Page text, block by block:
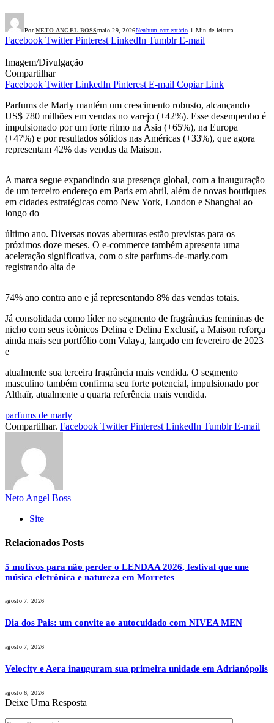
Por NETO ANGEL BOSSmaio 29, 2026Nenhum comentário 1 Min de leitura
Facebook Twitter Pinterest LinkedIn Tumblr E-mail
Imagem/Divulgação
Compartilhar
Facebook Twitter LinkedIn Pinterest E-mail Copiar Link
Parfums de Marly mantém um crescimento robusto, alcançando
US$ 780 milhões em vendas no varejo (+42%). Esse desempenho é
impulsionado por um forte ritmo na Ásia (+65%), na Europa
(+47%) e por resultados sólidos nas Américas (+33%), que agora
representam 42% das vendas da Maison.
A marca segue expandindo sua presença global, com a inauguração
de um terceiro endereço em Paris em abril, além de novas boutiques
em cidades estratégicas como New York, London e Shanghai ao
longo do
último ano. Diversas novas aberturas estão previstas para os
próximos doze meses. O e-commerce também apresenta uma
aceleração significativa, com o site parfums-de-marly.com
registrando alta de
74% ano contra ano e já representando 8% das vendas totais.
Já consolidada como líder no segmento de fragrâncias femininas de
nicho com seus icônicos Delina e Delina Exclusif, a Maison reforça
ainda mais seu portfólio com Valaya, lançado em fevereiro de 2023
e
atualmente sua terceira fragrância mais vendida. O segmento
masculino também confirma seu forte potencial, impulsionado por
Althaïr, atualmente a quarta referência mais vendida.
parfums de marly
Compartilhar. Facebook Twitter Pinterest LinkedIn Tumblr E-mail
Neto Angel Boss
Site
Relacionados Posts
5 motivos para não perder o LENDAA 2026, festival que une
música eletrônica e natureza em Morretes
agosto 7, 2026
Dia dos Pais: um convite ao autocuidado com NIVEA MEN
agosto 7, 2026
Velocity e Aera inauguram sua primeira unidade em Adrianópolis
agosto 6, 2026
Deixe Uma Resposta